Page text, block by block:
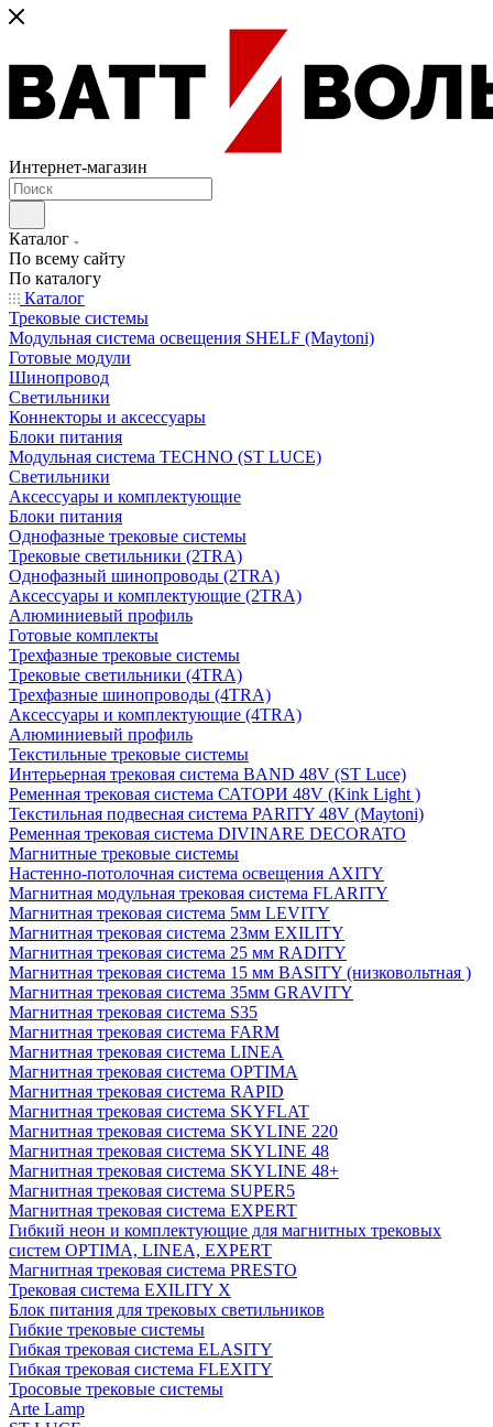
Интернет-магазин
Каталог
По всему сайту
По каталогу
Каталог
Трековые системы
Модульная система освещения SHELF (Maytoni)
Готовые модули
Шинопровод
Светильники
Коннекторы и аксессуары
Блоки питания
Модульная система TECHNO (ST LUCE)
Светильники
Аксессуары и комплектующие
Блоки питания
Однофазные трековые системы
Трековые светильники (2TRA)
Однофазный шинопроводы (2TRA)
Аксессуары и комплектующие (2TRA)
Алюминиевый профиль
Готовые комплекты
Трехфазные трековые системы
Трековые светильники (4TRA)
Трехфазные шинопроводы (4TRA)
Аксессуары и комплектующие (4TRA)
Алюминиевый профиль
Текстильные трековые системы
Интерьерная трековая система BAND 48V (ST Luce)
Ременная трековая система САТОРИ 48V (Kink Light )
Текстильная подвесная система PARITY 48V (Maytoni)
Ременная трековая система DIVINARE DECORATO
Магнитные трековые системы
Настенно-потолочная система освещения AXITY
Магнитная модульная трековая система FLARITY
Магнитная трековая система 5мм LEVITY
Магнитная трековая система 23мм EXILITY
Магнитная трековая система 25 мм RADITY
Магнитная трековая система 15 мм BASITY (низковольтная )
Магнитная трековая система 35мм GRAVITY
Магнитная трековая система S35
Магнитная трековая система FARM
Магнитная трековая система LINEA
Магнитная трековая система OPTIMA
Магнитная трековая система RAPID
Магнитная трековая система SKYFLAT
Магнитная трековая система SKYLINE 220
Магнитная трековая система SKYLINE 48
Магнитная трековая система SKYLINE 48+
Магнитная трековая система SUPER5
Магнитная трековая система EXPERT
Гибкий неон и комплектующие для магнитных трековых
систем OPTIMA, LINEA, EXPERT
Магнитная трековая система PRESTO
Трековая система EXILITY X
Блок питания для трековых светильников
Гибкие трековые системы
Гибкая трековая система ELASITY
Гибкая трековая система FLEXITY
Тросовые трековые системы
Arte Lamp